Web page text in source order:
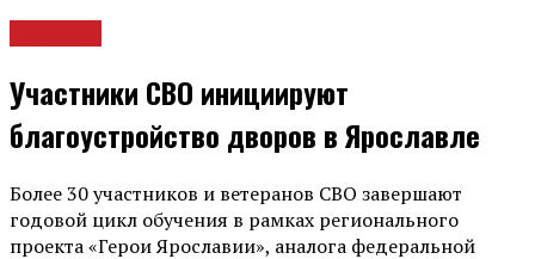
Участники СВО инициируют
благоустройство дворов в Ярославле
Более 30 участников и ветеранов СВО завершают
годовой цикл обучения в рамках регионального
проекта «Герои Ярославии», аналога федеральной